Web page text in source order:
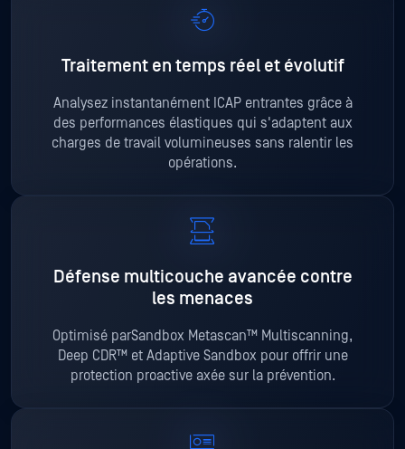
Traitement en temps réel et évolutif
Analysez instantanément ICAP entrantes grâce à
des performances élastiques qui s'adaptent aux
charges de travail volumineuses sans ralentir les
opérations.
Défense multicouche avancée contre
les menaces
Optimisé parSandbox Metascan™ Multiscanning,
Deep CDR™ et Adaptive Sandbox pour offrir une
protection proactive axée sur la prévention.